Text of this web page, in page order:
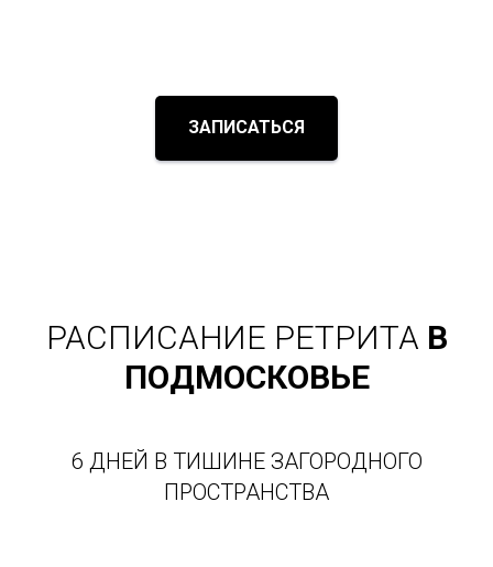
ЗАПИСАТЬСЯ
РАСПИСАНИЕ РЕТРИТА В
ПОДМОСКОВЬЕ
6 ДНЕЙ В ТИШИНЕ ЗАГОРОДНОГО
ПРОСТРАНСТВА